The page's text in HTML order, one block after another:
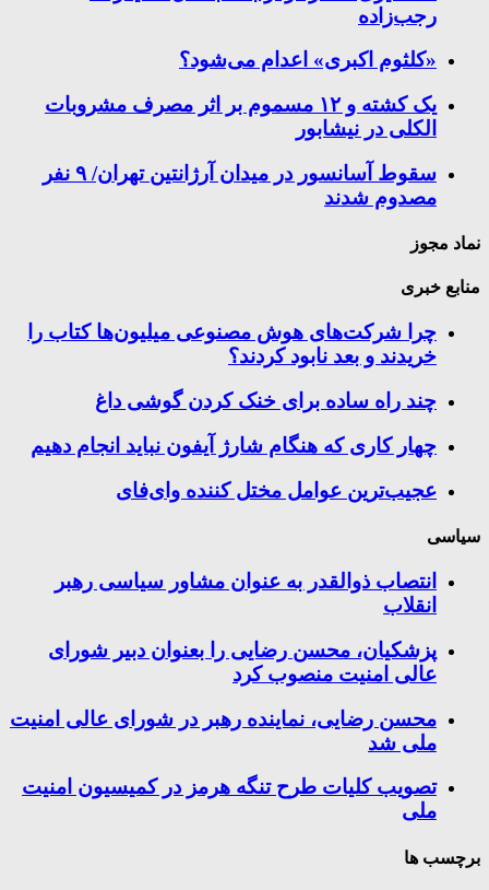
رجب‌زاده
«کلثوم اکبری» اعدام می‌شود؟
یک کشته و ۱۲ مسموم بر اثر مصرف مشروبات
الکلی در نیشابور
سقوط آسانسور در میدان آرژانتین تهران/ ۹ نفر
مصدوم شدند
نماد مجوز
منابع خبری
چرا شرکت‌های هوش مصنوعی میلیون‌ها کتاب را
خریدند و بعد نابود کردند؟
چند راه‌ ساده برای خنک کردن گوشی داغ
چهار کاری که هنگام شارژ آیفون نباید انجام دهیم
عجیب‌ترین عوامل مختل کننده وای‌فای
سیاسی
انتصاب ذوالقدر به عنوان مشاور سیاسی رهبر
انقلاب
پزشکیان، محسن رضایی را بعنوان دبیر شورای
عالی امنیت منصوب کرد
محسن رضایی، نماینده رهبر در شورای عالی امنیت
ملی شد
تصویب کلیات طرح تنگه هرمز در کمیسیون امنیت
ملی
برچسب ها